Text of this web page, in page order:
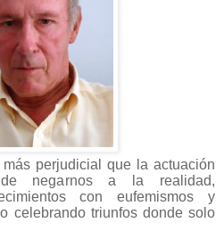
perjudicial que la actuación
de negarnos a la realidad,
con eufemismos y
celebrando triunfos donde solo